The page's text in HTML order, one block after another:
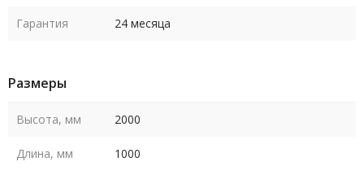
Гарантия 24 месяца
Размеры
Высота, мм 2000
Длина, мм 1000